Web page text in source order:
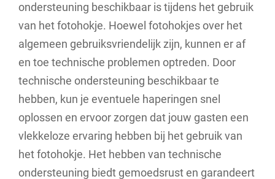
ondersteuning beschikbaar is tijdens het gebruik
van het fotohokje. Hoewel fotohokjes over het
algemeen gebruiksvriendelijk zijn, kunnen er af
en toe technische problemen optreden. Door
technische ondersteuning beschikbaar te
hebben, kun je eventuele haperingen snel
oplossen en ervoor zorgen dat jouw gasten een
vlekkeloze ervaring hebben bij het gebruik van
het fotohokje. Het hebben van technische
ondersteuning biedt gemoedsrust en garandeert